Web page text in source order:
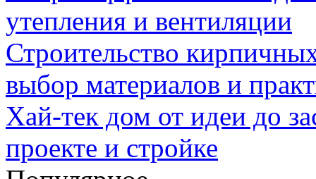
утепления и вентиляции
Строительство
выбор материалов и
Хай-тек дом от идеи до
проекте и стройке